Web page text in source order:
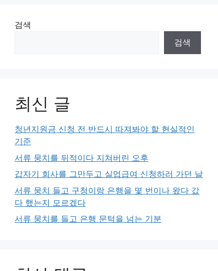
검색
검색
최신 글
청년지원금 신청 전 반드시 따져봐야 할 현실적인
기준
서류 뭉치를 뒤적이다 지쳐버린 오후
갑자기 회사를 그만두고 실업급여 신청하러 가던 날
서류 뭉치 들고 구청이랑 은행을 몇 번이나 왔다 갔
다 했는지 모르겠다
서류 뭉치를 들고 은행 문턱을 넘는 기분